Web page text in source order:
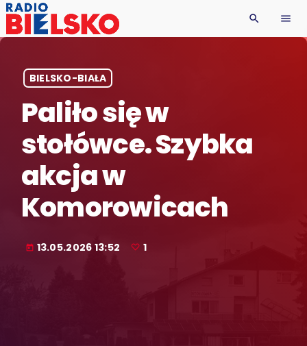
search menu
BIELSKO-BIAŁA
Paliło się w
stołówce. Szybka
akcja w
Komorowicach
today 13.05.2026 13:52 1